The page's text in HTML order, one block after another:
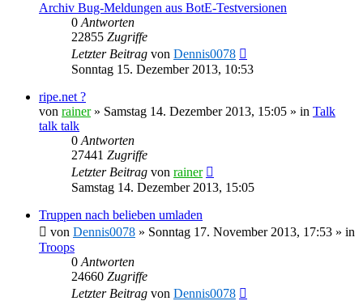
Archiv Bug-Meldungen aus BotE-Testversionen
0 Antworten
22855 Zugriffe
Letzter Beitrag von Dennis0078
Sonntag 15. Dezember 2013, 10:53
ripe.net ?
von rainer» Samstag 14. Dezember 2013, 15:05 » in Talk
talk talk
0 Antworten
27441 Zugriffe
Letzter Beitrag von rainer
Samstag 14. Dezember 2013, 15:05
Truppen nach belieben umladen
von Dennis0078 » Sonntag 17. November 2013, 17:53 » in
Troops
0 Antworten
24660 Zugriffe
Letzter Beitrag von Dennis0078